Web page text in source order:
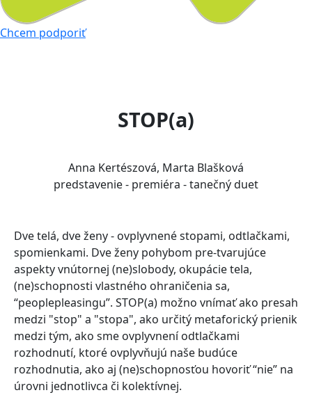
Chcem podporiť
STOP(a)
Anna Kertészová, Marta Blašková
predstavenie - premiéra - tanečný duet
Dve telá, dve ženy - ovplyvnené stopami, odtlačkami,
spomienkami. Dve ženy pohybom pre-tvarujúce
aspekty vnútornej (ne)slobody, okupácie tela,
(ne)schopnosti vlastného ohraničenia sa,
“peoplepleasingu”. STOP(a) možno vnímať ako presah
medzi "stop" a "stopa", ako určitý metaforický prienik
medzi tým, ako sme ovplyvnení odtlačkami
rozhodnutí, ktoré ovplyvňujú naše budúce
rozhodnutia, ako aj (ne)schopnosťou hovoriť “nie” na
úrovni jednotlivca či kolektívnej.